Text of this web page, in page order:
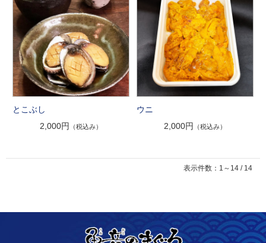
とこぶし
2,000円 （税込み）
ウニ
2,000円
（税込み）
表示件数：1～14 / 14